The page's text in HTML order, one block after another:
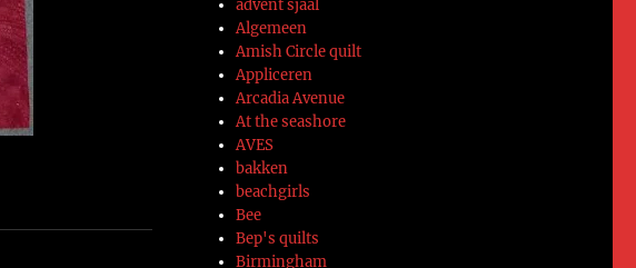
advent sjaal
Algemeen
Amish Circle quilt
Appliceren
Arcadia Avenue
At the seashore
AVES
bakken
beachgirls
Bee
Bep's quilts
Birmingham